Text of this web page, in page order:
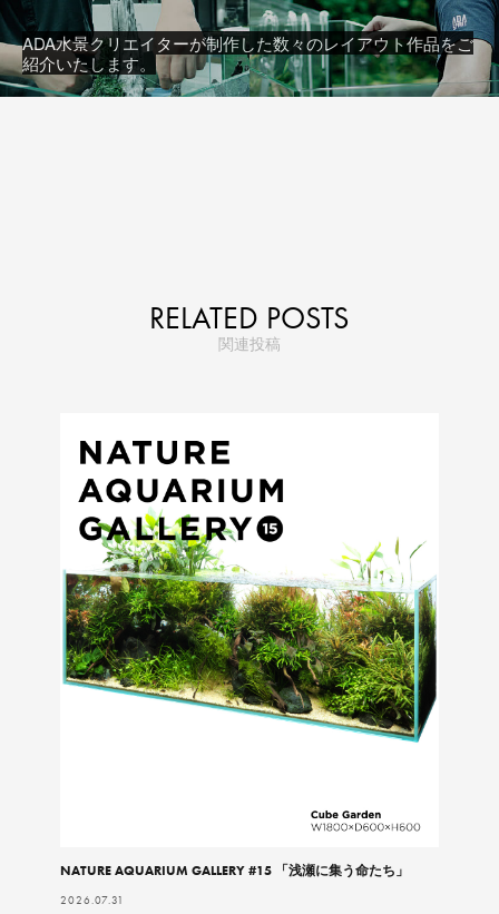
ADA水景クリエイターが制作した数々のレイアウト作品をご
紹介いたします。
RELATED POSTS
関連投稿
NATURE AQUARIUM GALLERY #15 「浅瀬に集う命たち」
2026.07.31